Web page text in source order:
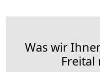
Was wir
Freital